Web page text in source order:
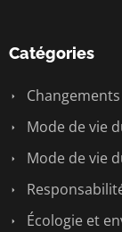
Catégories
Mode de vie
Mode de vie
Écologie et